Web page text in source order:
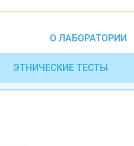
О ЛАБОРАТОРИИ
ЭТНИЧЕСКИЕ ТЕСТЫ